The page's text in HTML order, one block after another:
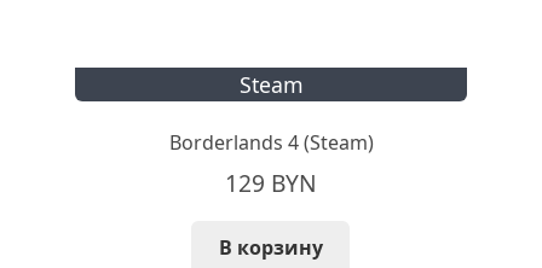
Steam
Borderlands 4 (Steam)
129 BYN
В корзину